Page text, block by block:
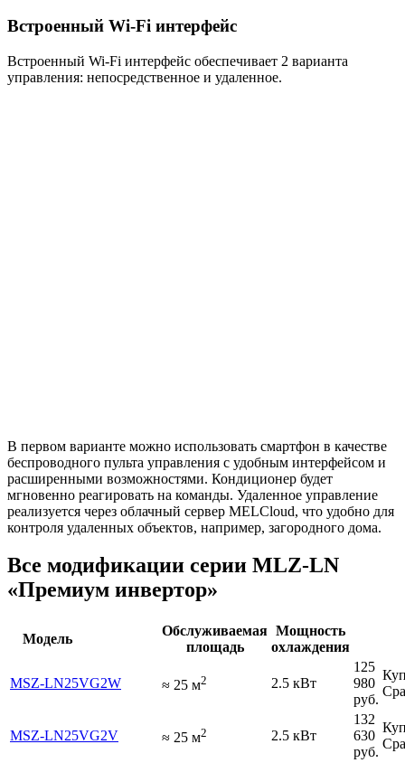
Встроенный Wi-Fi интерфейс
Встроенный Wi-Fi интерфейс обеспечивает 2 варианта
управления: непосредственное и удаленное.
В первом варианте можно использовать смартфон в качестве
беспроводного пульта управления с удобным интерфейсом и
расширенными возможностями. Кондиционер будет
мгновенно реагировать на команды. Удаленное управление
реализуется через облачный сервер MELCloud, что удобно для
контроля удаленных объектов, например, загородного дома.
Все модификации серии MLZ-LN
«Премиум инвертор»
Модель
Обслуживаемая
площадь
Мощность
охлаждения
MSZ-LN25VG2W ≈ 25 м2 2.5 кВт
125
980
руб.
MSZ-LN25VG2V ≈ 25 м2 2.5 кВт
132
630
руб.